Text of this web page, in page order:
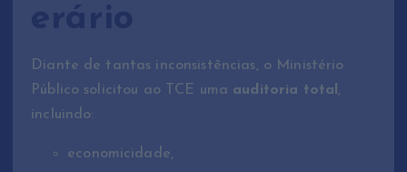
erário
Diante de tantas inconsistências, o Ministério
Público solicitou ao TCE uma auditoria total ,
incluindo:
economicidade,